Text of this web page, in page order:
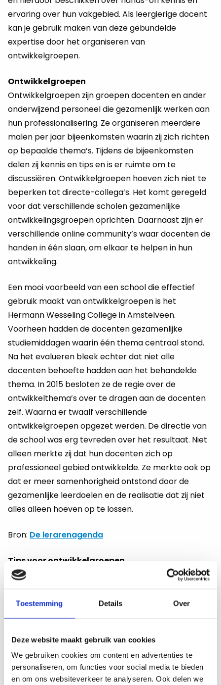
Toestemming Details Over
Deze website maakt gebruik van cookies
We gebruiken cookies om content en advertenties te
personaliseren, om functies voor social media te bieden
en om ons websiteverkeer te analyseren. Ook delen we
ervaring over hun vakgebied. Als leergierige docent
kan je gebruik maken van deze gebundelde
expertise door het organiseren van
ontwikkelgroepen.
Ontwikkelgroepen
Ontwikkelgroepen zijn groepen docenten en ander
onderwijzend personeel die gezamenlijk werken aan
hun professionalisering. Ze organiseren meerdere
malen per jaar bijeenkomsten waarin zij zich richten
op bepaalde thema’s. Tijdens de bijeenkomsten
delen zij kennis en tips en is er ruimte om te
discussiëren. Ontwikkelgroepen hoeven zich niet te
beperken tot directe-collega’s. Het komt geregeld
voor dat verschillende scholen gezamenlijke
ontwikkelingsgroepen oprichten. Daarnaast zijn er
verschillende online community’s waar docenten de
handen in één slaan, om elkaar te helpen in hun
ontwikkeling.
Een mooi voorbeeld van een school die effectief
gebruik maakt van ontwikkelgroepen is het
Hermann Wesseling College in Amstelveen.
Voorheen hadden de docenten gezamenlijke
studiemiddagen waarin één thema centraal stond.
Na het evalueren bleek echter dat niet alle
docenten behoefte hadden aan het behandelde
thema. In 2015 besloten ze de regie over de
ontwikkelthema’s over te dragen aan de docenten
zelf. Waarna er twaalf verschillende
ontwikkelgroepen opgezet werden. De directie van
de school was erg tevreden over het resultaat. Niet
alleen merkte zij dat hun docenten zich op
professioneel gebied ontwikkelde. Ze merkte ook op
dat er meer samenhorigheid ontstond door de
gezamenlijke leerdoelen en de realisatie dat zij niet
alles alleen hoeven op te lossen.
Bron: De lerarenagenda
Tips voor ontwikkelgroepen
Zijn er bij jou op school nog geen actieve
van je mededocenten? Wacht dan niet en ga
opzoek naar gelijkgezinde collega’s en initieer een
de onderstaande praktische tips toe te passen
verhoog je vervolgens de effectiviteit van jouw
ontwikkelgroep.